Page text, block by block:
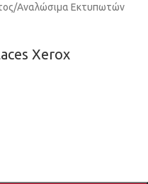
/Αναλώσιμα Εκτυπωτών
Xerox